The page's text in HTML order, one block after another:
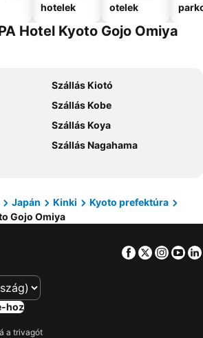
hotelek
otelek
Hotel Kyoto Gojo Omiya
Szállás Kiotó
Szállás Kobe
Szállás Koya
Szállás Nagahama
Japán Kinki
Kyoto prefektúra
Gojo Omiya
Facebook
Twitter
hoz
a trivagót